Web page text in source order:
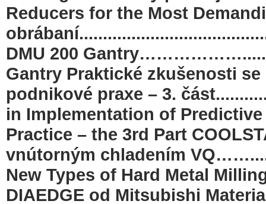
Reducers for the Most
DMU 200
Gantry Praktické zkušenosti
podnikové praxe – 3.
in Implementation of
Practice – the 3rd Part
vnútorným chladením
New Types of Hard Metal
DIAEDGE od Mitsubishi